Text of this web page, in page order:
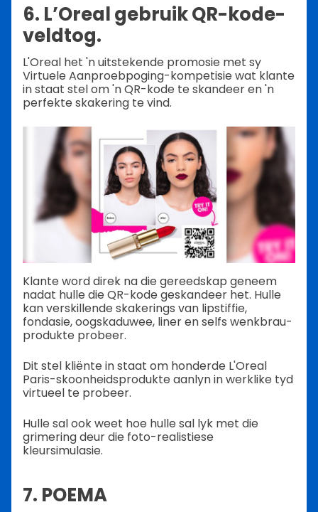
6. L’Oreal gebruik QR-kode-
veldtog.
L'Oreal het 'n uitstekende promosie met sy
Virtuele Aanproebpoging-kompetisie wat klante
in staat stel om 'n QR-kode te skandeer en 'n
perfekte skakering te vind.
Klante word direk na die gereedskap geneem
nadat hulle die QR-kode geskandeer het. Hulle
kan verskillende skakerings van lipstiffie,
fondasie, oogskaduwee, liner en selfs wenkbrau-
produkte probeer.
Dit stel kliënte in staat om honderde L'Oreal
Paris-skoonheidsprodukte aanlyn in werklike tyd
virtueel te probeer.
Hulle sal ook weet hoe hulle sal lyk met die
grimering deur die foto-realistiese
kleursimulasie.
7. POEMA